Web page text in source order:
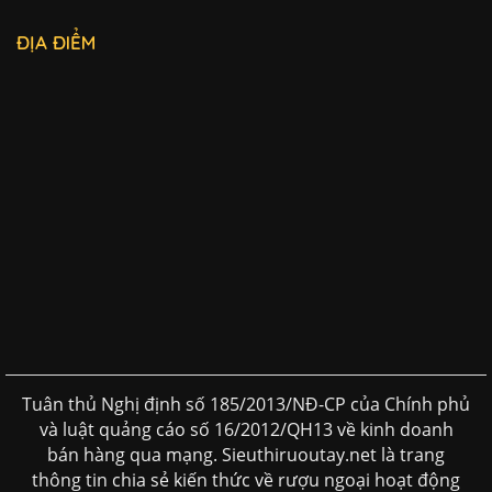
ĐỊA ĐIỂM
Tuân thủ Nghị định số 185/2013/NĐ-CP của Chính phủ
và luật quảng cáo số 16/2012/QH13 về kinh doanh
bán hàng qua mạng. Sieuthiruoutay.net là trang
thông tin chia sẻ kiến thức về rượu ngoại hoạt động